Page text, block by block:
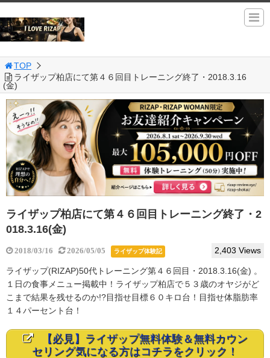
TOP
ライザップ柏店にて第４６回目トレーニング終了・2018.3.16
(金)
ライザップ柏店にて第４６回目トレーニング終了・2
018.3.16(金)
2018/03/16 2026/05/05 ライザップ体験記 2,403 Views
ライザップ(RIZAP)50代トレーニング第４６回目・2018.3.16(金) 。
１日の食事メニュー掲載中！ライザップ柏店で５３歳のオヤジがど
こまで結果を残せるのか!?目指せ目標６０キロ台！目指せ体脂肪率
１４パーセント台！
【必見】ライザップ無料体験＆無料カウン
セリング気になる方はコチラをクリック！